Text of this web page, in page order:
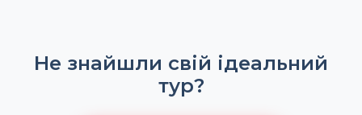
Не знайшли свій ідеальний
тур?